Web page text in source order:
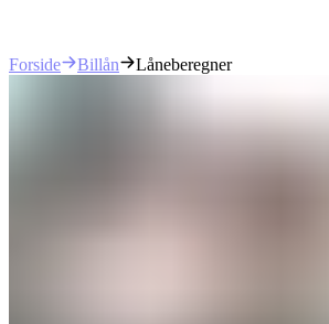
Forside Billån Låneberegner